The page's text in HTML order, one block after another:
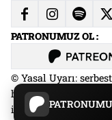
PATRONUMUZ OL :
© Yasal Uyarı:
hakları saklıdır.
izin alınmadan